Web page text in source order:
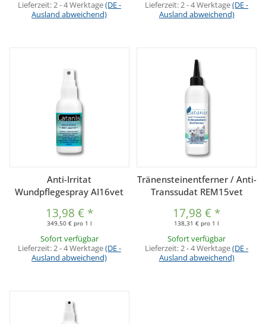
Lieferzeit:2 - 4 Werktage(DE -
Ausland abweichend)
Lieferzeit:2 - 4 Werktage(DE -
Ausland abweichend)
Anti-Irritat
Wundpflegespray AI16vet
13,98 € *
349,50 € pro 1 l
Sofort verfügbar
Lieferzeit:2 - 4 Werktage(DE -
Ausland abweichend)
Tränensteinentferner / Anti-
Transsudat REM15vet
17,98 € *
138,31 € pro 1 l
Sofort verfügbar
Lieferzeit:2 - 4 Werktage(DE -
Ausland abweichend)